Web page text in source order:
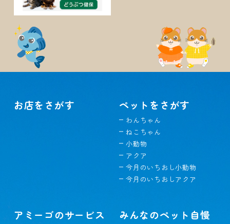
お店をさがす ペットをさがす
わんちゃん
ねこちゃん
小動物
アクア
今月のいちおし小動物
今月のいちおしアクア
アミーゴのサービス みんなのペット自慢